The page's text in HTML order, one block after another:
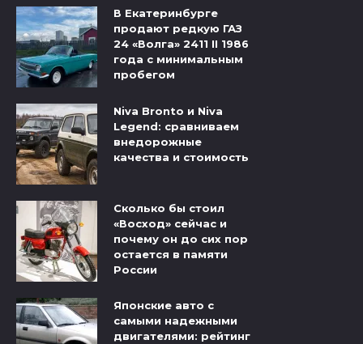
В Екатеринбурге
продают редкую ГАЗ
24 «Волга» 2411 II 1986
года с минимальным
пробегом
Niva Bronto и Niva
Legend: сравниваем
внедорожные
качества и стоимость
Сколько бы стоил
«Восход» сейчас и
почему он до сих пор
остается в памяти
России
Японские авто с
самыми надежными
двигателями: рейтинг